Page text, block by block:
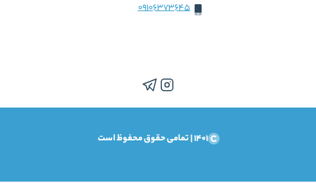
09106373645
1401 | تمامی حقوق محفوظ است